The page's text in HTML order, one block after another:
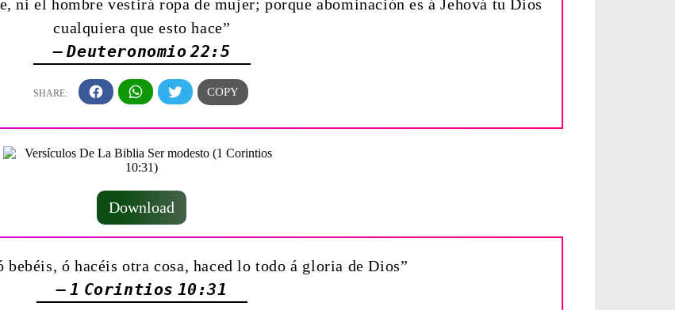
ni el hombre vestirá ropa de mujer; porque abominación es á Jehová tu Dios
cualquiera que esto hace”
— Deuteronomio 22:5
Download
bebéis, ó hacéis otra cosa, haced lo todo á gloria de Dios”
— 1 Corintios 10:31